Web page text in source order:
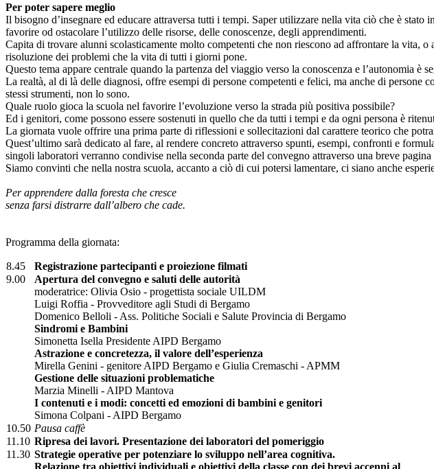
Per poter sapere meglio
Il bisogno d’insegnare ed educare attraversa tutti i tempi. Saper utilizzare nella vita ciò che è
favorire od ostacolare l’utilizzo delle risorse, delle conoscenze, degli apprendimenti.
Capita di trovare alunni scolasticamente molto competenti che non riescono ad affrontare la vita,
risoluzione dei problemi che la vita di tutti i giorni pone.
Questo tema appare centrale quando la partenza del viaggio verso la conoscenza e l’autonomia è
La realtà, al di là delle diagnosi, offre esempi di persone competenti e felici, ma anche di
stessi strumenti, non lo sono.
Quale ruolo gioca la scuola nel favorire l’evoluzione verso la strada più positiva possibile?
Ed i genitori, come possono essere sostenuti in quello che da tutti i tempi e da ogni persona è
La giornata vuole offrire una prima parte di riflessioni e sollecitazioni dal carattere teorico che
Quest’ultimo sarà dedicato al fare, al rendere concreto attraverso spunti, esempi, confronti e
singoli laboratori verranno condivise nella seconda parte del convegno attraverso una breve
Siamo convinti che nella nostra scuola, accanto a ciò di cui potersi lamentare, ci siano anche
Per apprendere dalla foresta che cresce
senza farsi distrarre dall’albero che cade.
Programma della giornata:
8.45
Registrazione partecipanti e proiezione filmati
9.00
Apertura del convegno e saluti delle autorità
moderatrice: Olivia Osio - progettista sociale UILDM
Luigi Roffia - Provveditore agli Studi di Bergamo
Domenico Belloli - Ass. Politiche Sociali e Salute Provincia di Bergamo
Sindromi e Bambini
Simonetta Isella Presidente AIPD Bergamo
Astrazione e concretezza, il valore dell’esperienza
Mirella Genini - genitore AIPD Bergamo e Giulia Cremaschi - APMM
Gestione delle situazioni problematiche
Marzia Minelli - AIPD Mantova
I contenuti e i modi: concetti ed emozioni di bambini e genitori
Simona Colpani - AIPD Bergamo
10.50 Pausa caffè
11.10 Ripresa dei lavori. Presentazione dei laboratori del pomeriggio
11.30 Strategie operative per potenziare lo sviluppo nell’area cognitiva.
Relazione tra obiettivi individuali e obiettivi della classe con dei brevi accenni al